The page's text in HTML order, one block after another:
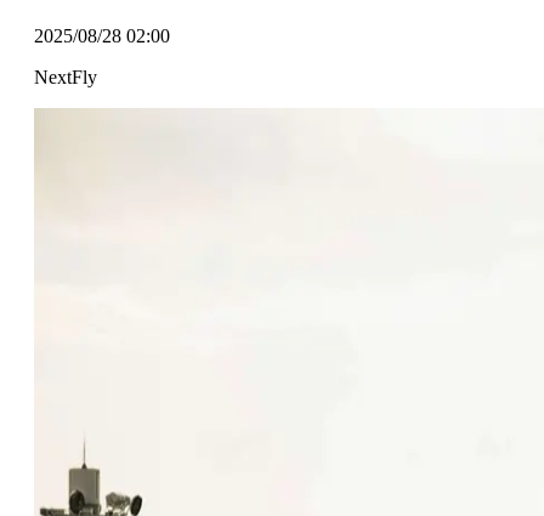
2025/08/28 02:00
NextFly